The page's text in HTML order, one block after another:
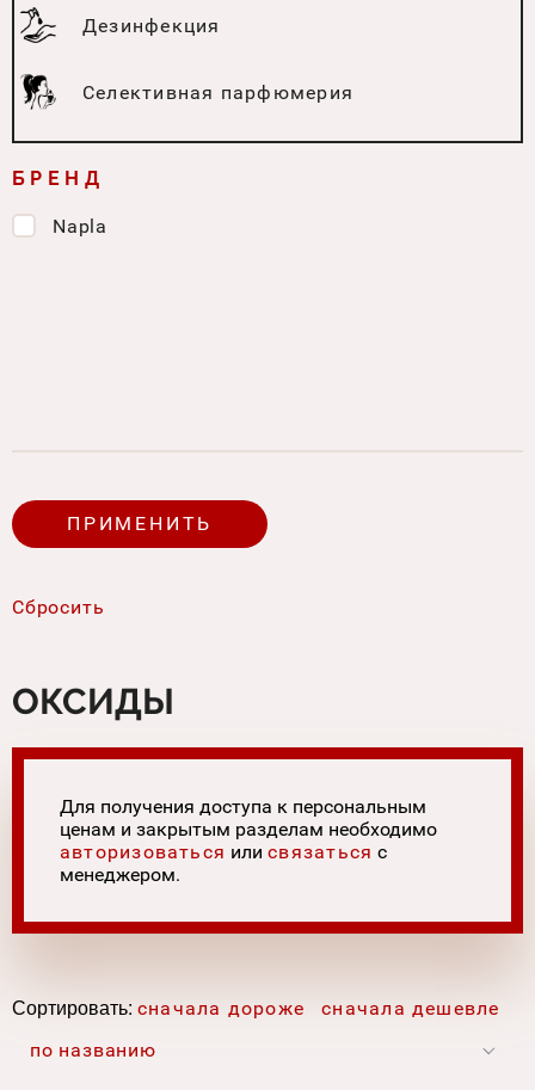
Дезинфекция
Селективная парфюмерия
БРЕНД
Napla
ОКСИДЫ
Для получения доступа к персональным
ценам и закрытым разделам необходимо
авторизоваться илисвязаться с
менеджером.
Сортировать: сначала дороже
сначала дешевле
по названию